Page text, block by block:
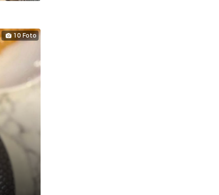
10 Foto